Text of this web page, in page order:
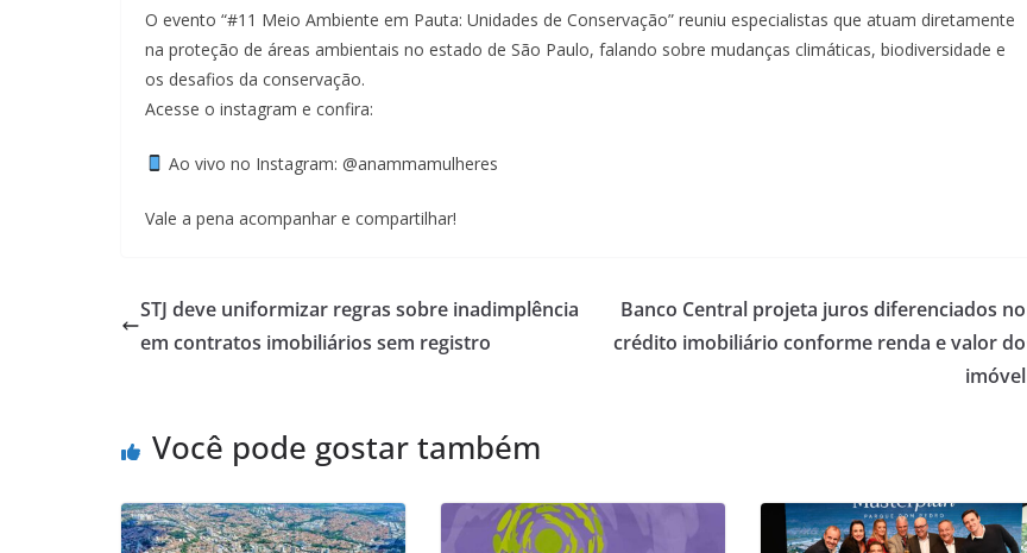
O evento “#11 Meio Ambiente em Pauta: Unidades de Conservação” reuniu especialistas que atuam diretamente
na proteção de áreas ambientais no estado de São Paulo, falando sobre mudanças climáticas, biodiversidade e
os desafios da conservação.
Acesse o instagram e confira:
Ao vivo no Instagram: @anammamulheres
Vale a pena acompanhar e compartilhar!
STJ deve uniformizar regras sobre inadimplência
em contratos imobiliários sem registro
Banco Central projeta juros diferenciados no
crédito imobiliário conforme renda e valor do
imóvel
Você pode gostar também